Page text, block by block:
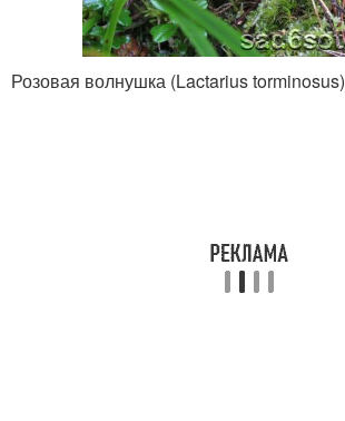
Розовая волнушка (Lactarius torminosus)